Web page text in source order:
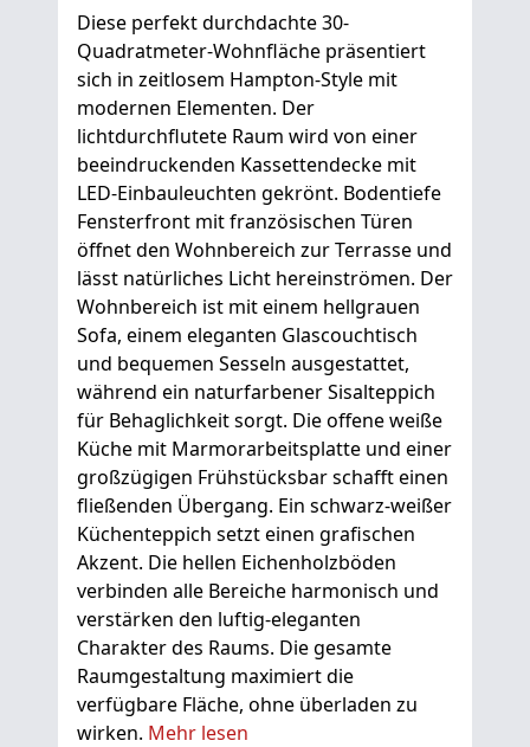
Diese perfekt durchdachte 30-
Quadratmeter-Wohnfläche präsentiert
sich in zeitlosem Hampton-Style mit
modernen Elementen. Der
lichtdurchflutete Raum wird von einer
beeindruckenden Kassettendecke mit
LED-Einbauleuchten gekrönt. Bodentiefe
Fensterfront mit französischen Türen
öffnet den Wohnbereich zur Terrasse und
lässt natürliches Licht hereinströmen. Der
Wohnbereich ist mit einem hellgrauen
Sofa, einem eleganten Glascouchtisch
und bequemen Sesseln ausgestattet,
während ein naturfarbener Sisalteppich
für Behaglichkeit sorgt. Die offene weiße
Küche mit Marmorarbeitsplatte und einer
großzügigen Frühstücksbar schafft einen
fließenden Übergang. Ein schwarz-weißer
Küchenteppich setzt einen grafischen
Akzent. Die hellen Eichenholzböden
verbinden alle Bereiche harmonisch und
verstärken den luftig-eleganten
Charakter des Raums. Die gesamte
Raumgestaltung maximiert die
verfügbare Fläche, ohne überladen zu
wirken. Mehr lesen